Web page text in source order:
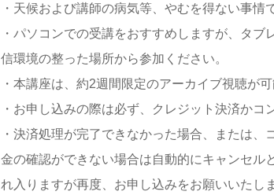
・天候および講師の病気等、やむを得ない事情
・パソコンでの受講をおすすめしますが、タ
信環境の整った場所から参加ください。
・本講座は、約2週間限定のアーカイブ視聴が
・お申し込みの際は必ず、クレジット決済かコ
・決済処理が完了できなかった場合、または
金の確認ができない場合は自動的にキャンセ
れ入りますが再度、お申し込みをお願いいたし